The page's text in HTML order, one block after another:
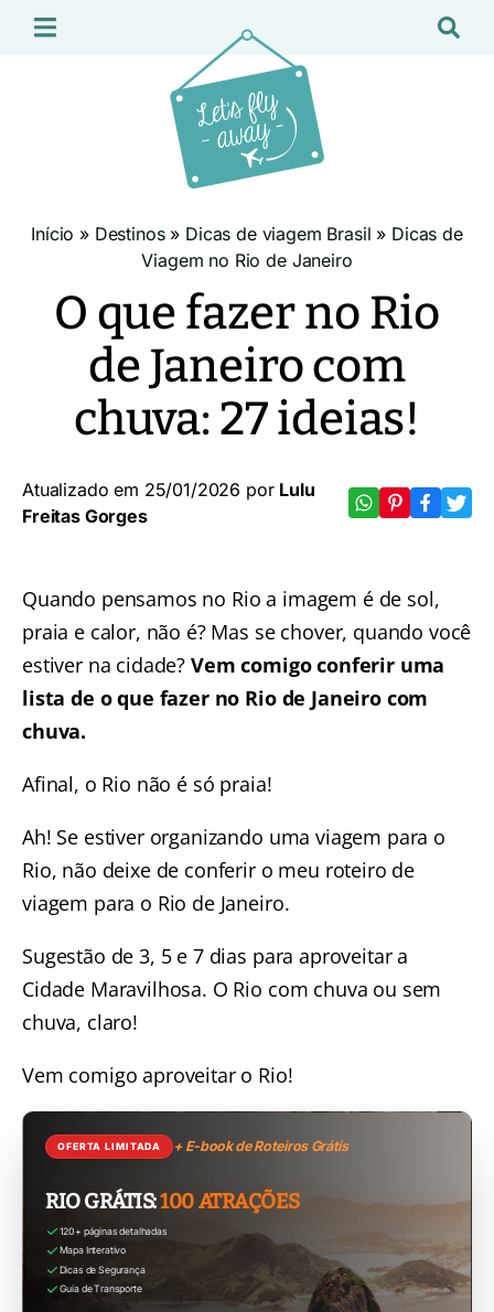
Início » Destinos» Dicas de viagem Brasil » Dicas de
Viagem no Rio de Janeiro
O que fazer no Rio
de Janeiro com
chuva: 27 ideias!
Atualizado em 25/01/2026 por Lulu
Freitas Gorges
Quando pensamos no Rio a imagem é de sol,
praia e calor, não é? Mas se chover, quando você
estiver na cidade? Vem comigo conferir uma
lista de o que fazer no Rio de Janeiro com
chuva.
Afinal, o Rio não é só praia!
Ah! Se estiver organizando uma viagem para o
Rio, não deixe de conferir o meu roteiro de
viagem para o Rio de Janeiro.
Sugestão de 3, 5 e 7 dias para aproveitar a
Cidade Maravilhosa. O Rio com chuva ou sem
chuva, claro!
Vem comigo aproveitar o Rio!
OFERTA LIMITADA + E-book de Roteiros Grátis
RIO GRÁTIS:100 ATRAÇÕES
120+ páginas detalhadas
Mapa Interativo
Dicas de Segurança
Guia de Transporte